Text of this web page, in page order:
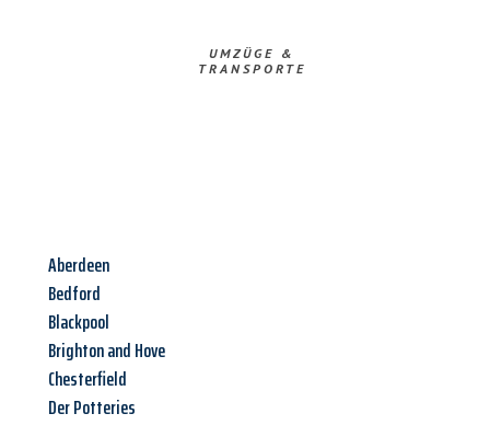
UMZÜGE &
TRANSPORTE
Aberdeen
Bedford
Blackpool
Brighton and Hove
Chesterfield
Der Potteries